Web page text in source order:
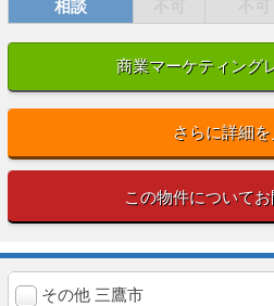
相談
商業マーケティング
さらに詳細
この物件について
その他 三鷹市